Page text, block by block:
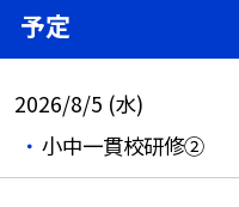
予定
2026/8/5 (水)
小中一貫校研修②